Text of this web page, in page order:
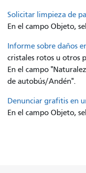
Solicitar limpieza de
En el campo Objeto,
Informe sobre daños
cristales rotos u otros
En el campo
de autobús/Andén".
Denunciar grafitis en
En el campo Objeto,